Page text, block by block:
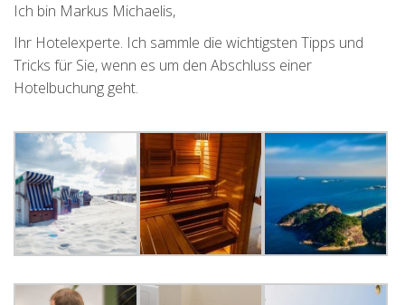
Ich bin Markus Michaelis,
Ihr Hotelexperte. Ich sammle die wichtigsten Tipps und
Tricks für Sie, wenn es um den Abschluss einer
Hotelbuchung geht.